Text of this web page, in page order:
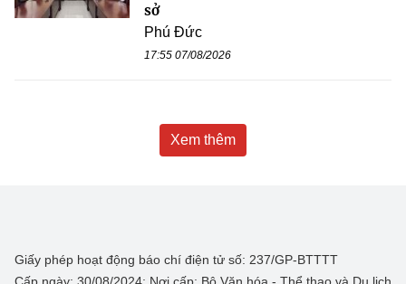
sở
Phú Đức
17:55 07/08/2026
Xem thêm
Giấy phép hoạt động báo chí điện tử số: 237/GP-BTTTT
Cấp ngày: 30/08/2024; Nơi cấp: Bộ Văn hóa - Thể thao và Du lịch